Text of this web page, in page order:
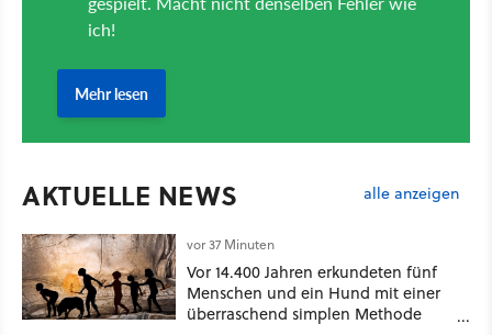
AKTUELLE NEWS alle anzeigen
vor 37 Minuten
Vor 14.400 Jahren erkundeten fünf
Menschen und ein Hund mit einer
überraschend simplen Methode